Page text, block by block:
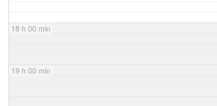
18 h 00 min
19 h 00 min